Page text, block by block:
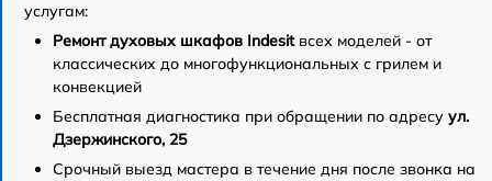
услугам:
Ремонт духовых шкафов Indesitвсех моделей - от
классических до многофункциональных с грилем и
конвекцией
Бесплатная диагностика при обращении по адресу ул.
Дзержинского, 25
Срочный выезд мастера в течение дня после звонка на